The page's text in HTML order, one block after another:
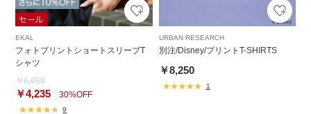
EKAL
フォトプリントショートスリーブT
シャツ
￥6,050
￥4,235 30%OFF
9
URBAN RESEARCH
別注/Disney/プリントT-SHIRTS
￥8,250
1